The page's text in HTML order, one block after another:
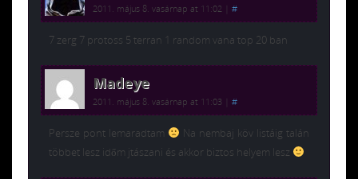
2011. május 8. vasárnap at 11:02 #
7 zerg 7 protoss 5 terran 1 random vana top 20 ban
Madeye
2011. május 8. vasárnap at 11:03 #
Persze pont lemaradtam
Na nembaj köv listáig talán
többet lesz időm jtászani és akkor biztos helyem lesz